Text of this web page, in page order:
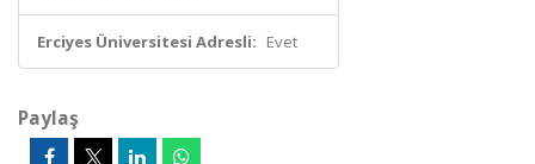
Erciyes Üniversitesi Adresli: Evet
Paylaş